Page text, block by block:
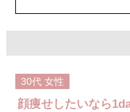
30代 女性
顔痩せしたいなら